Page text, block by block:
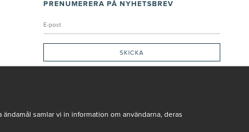
PRENUMERERA PÅ NYHETSBREV
samlar vi in information om användarna, deras